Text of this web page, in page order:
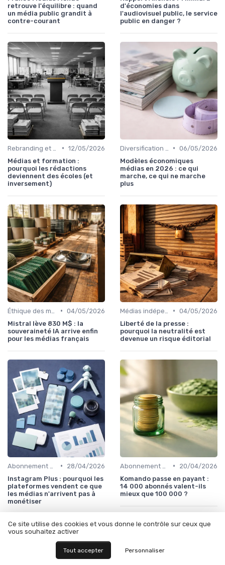
retrouve l'équilibre : quand
un média public grandit à
contre-courant
d'économies dans
l'audiovisuel public, le service
public en danger ?
• 12/05/2026
Médias et formation :
pourquoi les rédactions
deviennent des écoles (et
inversement)
• 06/05/2026
Modèles économiques
médias en 2026 : ce qui
marche, ce qui ne marche
plus
• 04/05/2026
Mistral lève 830 M$ : la
souveraineté IA arrive enfin
pour les médias français
• 04/05/2026
Liberté de la presse :
pourquoi la neutralité est
devenue un risque éditorial
•
28/04/2026
Instagram Plus : pourquoi les
plateformes vendent ce que
les médias n'arrivent pas à
monétiser
•
20/04/2026
Komando passe en payant :
14 000 abonnés valent-ils
mieux que 100 000 ?
Les articles par date
Ce site utilise des cookies et vous donne le contrôle sur ceux que
vous souhaitez activer
Tout accepter Personnaliser